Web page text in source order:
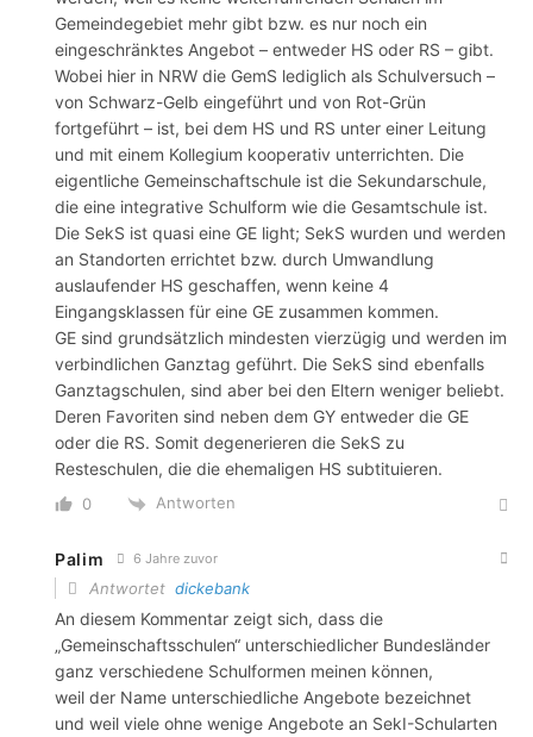
Gemeindegebiet mehr gibt bzw. es nur noch ein
eingeschränktes Angebot – entweder HS oder RS – gibt.
Wobei hier in NRW die GemS lediglich als Schulversuch –
von Schwarz-Gelb eingeführt und von Rot-Grün
fortgeführt – ist, bei dem HS und RS unter einer Leitung
und mit einem Kollegium kooperativ unterrichten. Die
eigentliche Gemeinschaftschule ist die Sekundarschule,
die eine integrative Schulform wie die Gesamtschule ist.
Die SekS ist quasi eine GE light; SekS wurden und werden
an Standorten errichtet bzw. durch Umwandlung
auslaufender HS geschaffen, wenn keine 4
Eingangsklassen für eine GE zusammen kommen.
GE sind grundsätzlich mindesten vierzügig und werden im
verbindlichen Ganztag geführt. Die SekS sind ebenfalls
Ganztagschulen, sind aber bei den Eltern weniger beliebt.
Deren Favoriten sind neben dem GY entweder die GE
oder die RS. Somit degenerieren die SekS zu
Resteschulen, die die ehemaligen HS subtituieren.
0 Antworten
Palim 6 Jahre zuvor
Antwortet dickebank
An diesem Kommentar zeigt sich, dass die
„Gemeinschaftsschulen“ unterschiedlicher Bundesländer
ganz verschiedene Schulformen meinen können,
weil der Name unterschiedliche Angebote bezeichnet
und weil viele ohne wenige Angebote an SekI-Schularten